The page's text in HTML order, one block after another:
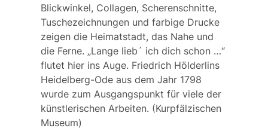
Blickwinkel, Collagen, Scherenschnitte,
Tuschezeichnungen und farbige Drucke
zeigen die Heimatstadt, das Nahe und
die Ferne. „Lange lieb´ ich dich schon …“
flutet hier ins Auge. Friedrich Hölderlins
Heidelberg-Ode aus dem Jahr 1798
wurde zum Ausgangspunkt für viele der
künstlerischen Arbeiten. (Kurpfälzischen
Museum)